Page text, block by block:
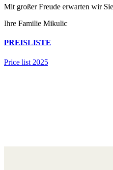
Mit großer Freude erwarten wir
Ihre Familie Mikulic
PREISLISTE
Price list 2025